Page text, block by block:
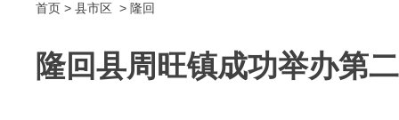
首页 > 县市区 > 隆回
隆回县周旺镇成功举办第